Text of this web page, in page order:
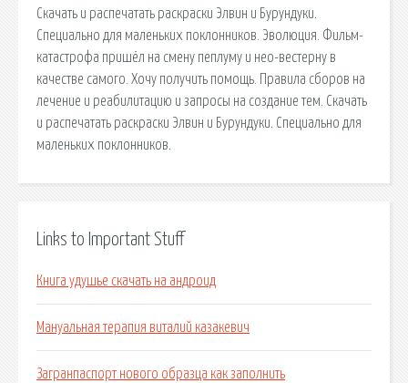
Скачать и распечатать раскраски Элвин и Бурундуки.
Специально для маленьких поклонников. Эволюция. Фильм-
катастрофа пришёл на смену пеплуму и нео-вестерну в
качестве самого. Хочу получить помощь. Правила сборов на
лечение и реабилитацию и запросы на создание тем. Скачать
и распечатать раскраски Элвин и Бурундуки. Специально для
маленьких поклонников.
Links to Important Stuff
Книга удушье скачать на андроид
Мануальная терапия виталий казакевич
Загранпаспорт нового образца как заполнить